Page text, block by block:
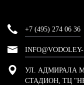
+7 (495) 274 06 36
УЛ. АДМИРАЛА
СТАДИОН, ТЦ